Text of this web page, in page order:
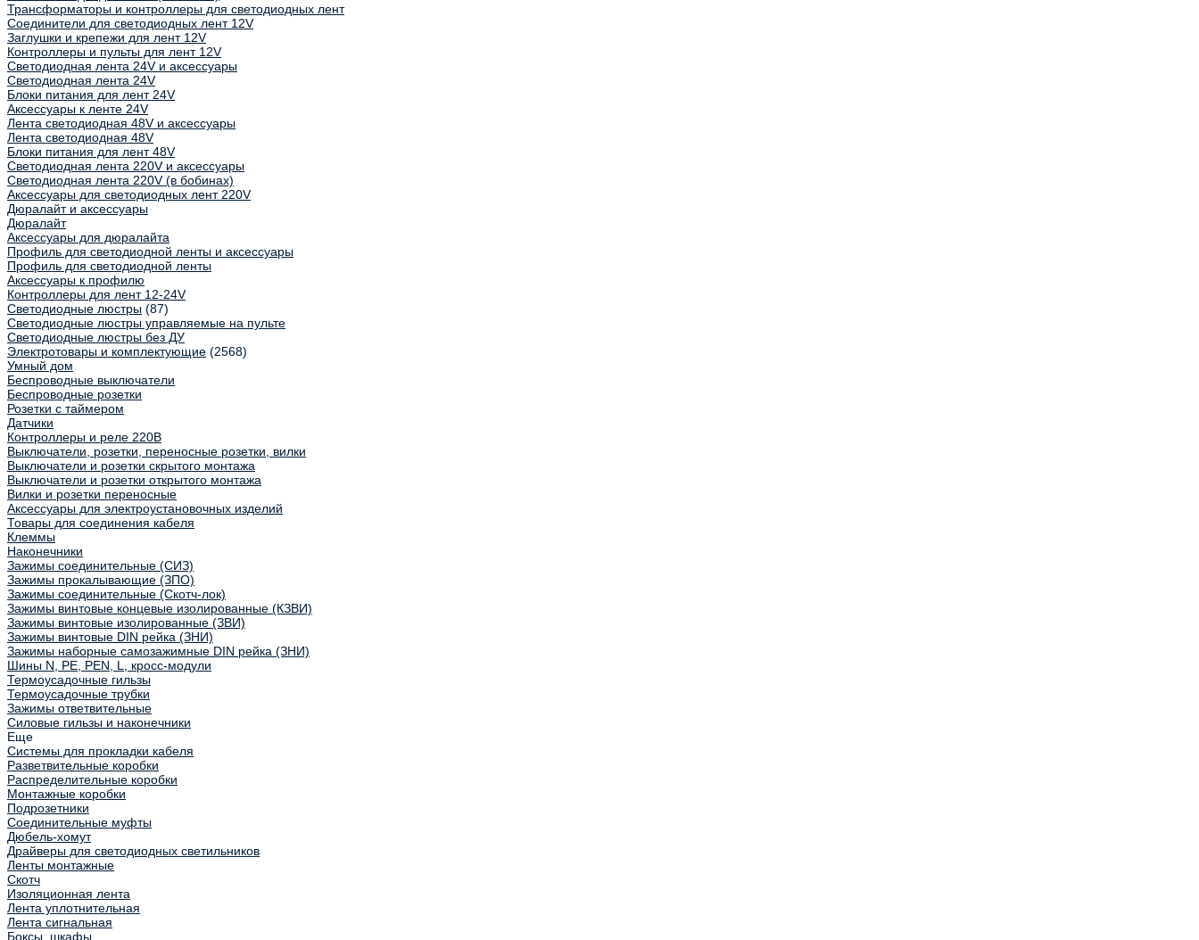
Трансформаторы и контроллеры для светодиодных лент
Соединители для светодиодных лент 12V
Заглушки и крепежи для лент 12V
Контроллеры и пульты для лент 12V
Светодиодная лента 24V и аксессуары
Светодиодная лента 24V
Блоки питания для лент 24V
Аксессуары к ленте 24V
Лента светодиодная 48V и аксессуары
Лента светодиодная 48V
Блоки питания для лент 48V
Светодиодная лента 220V и аксессуары
Светодиодная лента 220V (в бобинах)
Аксессуары для светодиодных лент 220V
Дюралайт и аксессуары
Дюралайт
Аксессуары для дюралайта
Профиль для светодиодной ленты и аксессуары
Профиль для светодиодной ленты
Аксессуары к профилю
Контроллеры для лент 12-24V
Светодиодные люстры (87)
Светодиодные люстры управляемые на пульте
Светодиодные люстры без ДУ
Электротовары и комплектующие (2568)
Умный дом
Беспроводные выключатели
Беспроводные розетки
Розетки с таймером
Датчики
Контроллеры и реле 220В
Выключатели, розетки, переносные розетки, вилки
Выключатели и розетки скрытого монтажа
Выключатели и розетки открытого монтажа
Вилки и розетки переносные
Аксессуары для электроустановочных изделий
Товары для соединения кабеля
Клеммы
Наконечники
Зажимы соединительные (СИЗ)
Зажимы прокалывающие (ЗПО)
Зажимы соединительные (Скотч-лок)
Зажимы винтовые концевые изолированные (КЗВИ)
Зажимы винтовые изолированные (ЗВИ)
Зажимы винтовые DIN рейка (ЗНИ)
Зажимы наборные самозажимные DIN рейка (ЗНИ)
Шины N, PE, PEN, L, кросс-модули
Термоусадочные гильзы
Термоусадочные трубки
Зажимы ответвительные
Силовые гильзы и наконечники
Еще
Системы для прокладки кабеля
Разветвительные коробки
Распределительные коробки
Монтажные коробки
Подрозетники
Соединительные муфты
Дюбель-хомут
Драйверы для светодиодных светильников
Ленты монтажные
Скотч
Изоляционная лента
Лента уплотнительная
Лента сигнальная
Боксы, шкафы